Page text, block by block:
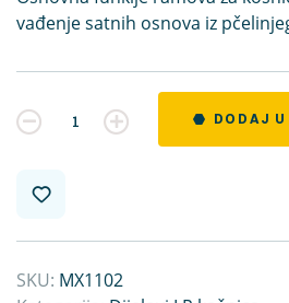
vađenje satnih osnova iz
Kvantitet DODAJ U
SKU: MX1102